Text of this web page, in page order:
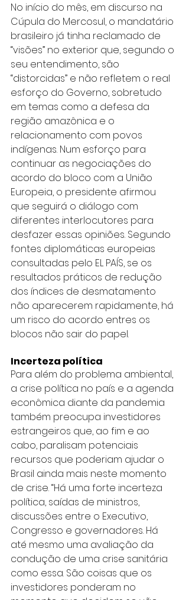
No início do mês, em discurso na
Cúpula do Mercosul, o mandatário
brasileiro já tinha reclamado de
“visões” no exterior que, segundo o
seu entendimento, são
“distorcidas” e não refletem o real
esforço do Governo, sobretudo
em temas como a defesa da
região amazônica e o
relacionamento com povos
indígenas. Num esforço para
continuar as negociações do
acordo do bloco com a União
Europeia, o presidente afirmou
que seguirá o diálogo com
diferentes interlocutores para
desfazer essas opiniões. Segundo
fontes diplomáticas europeias
consultadas pelo EL PAÍS, se os
resultados práticos de redução
dos índices de desmatamento
não aparecerem rapidamente, há
um risco do acordo entres os
blocos não sair do papel.
Incerteza política
Para além do problema ambiental,
a crise política no país e a agenda
econômica diante da pandemia
também preocupa investidores
estrangeiros que, ao fim e ao
cabo, paralisam potenciais
recursos que poderiam ajudar o
Brasil ainda mais neste momento
de crise. “Há uma forte incerteza
política, saídas de ministros,
discussões entre o Executivo,
Congresso e governadores. Há
até mesmo uma avaliação da
condução de uma crise sanitária
como essa. São coisas que os
investidores ponderam no